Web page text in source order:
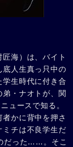
海）は、バイト
底人生真っ只中の
学生時代に付き合
弟・ナオトが、関
ュースで知る。
かに背中を押さ
ミチは不良学生だ
だった……。そこ